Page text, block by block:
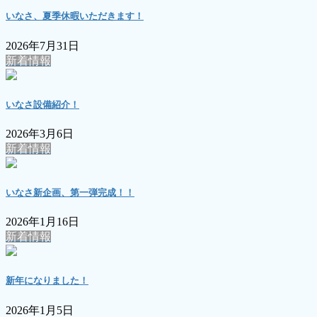
送
いなさ、夏季休暇いただきます！
2026年7月31日
新着情報
いなさ設備紹介！
2026年3月6日
新着情報
いなさ新企画、第一弾完成！！
2026年1月16日
新着情報
新年になりました！
2026年1月5日